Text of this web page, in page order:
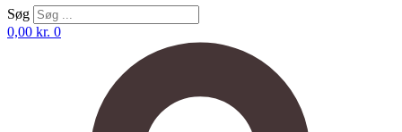
Søg
0,00 kr. 0